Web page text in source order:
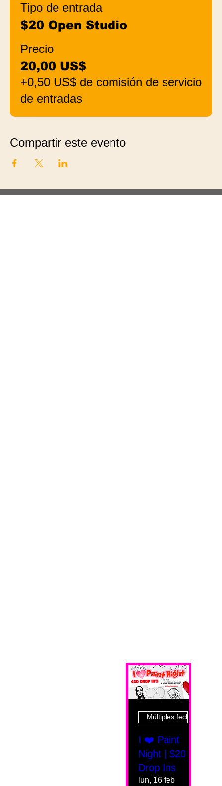
Tipo de entrada
$20 Open Studio
Precio
20,00 US$
+0,50 US$ de comisión de servicio
de entradas
Compartir este evento
Múltiples fechas
I ❤️ Paint
Night | $20
Drop Ins
lun, 16 feb